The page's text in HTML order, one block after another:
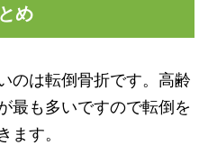
め
のは転倒骨折です。高齢
最も多いですので転倒を
す。